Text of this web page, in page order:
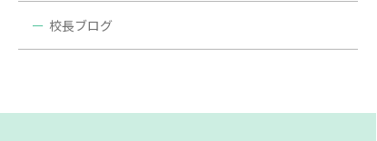
校長ブログ